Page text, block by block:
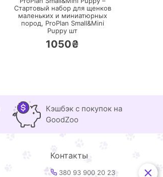
Стартовый набор для щенков
маленьких и миниатюрных
пород, ProPlan Small&Mini
Puppy шт
1050₴
Кэшбэк с покупок на
GoodZoo
Контакты
380 93 900 20 23